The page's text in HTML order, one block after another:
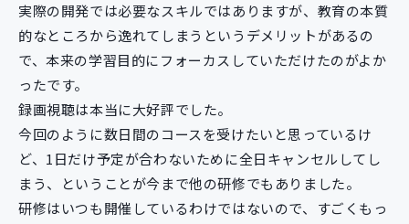
実際の開発では必要なスキルではありますが、教育の本質
的なところから逸れてしまうというデメリットがあるの
で、本来の学習目的にフォーカスしていただけたのがよか
ったです。
録画視聴は本当に大好評でした。
今回のように数日間のコースを受けたいと思っているけ
ど、1日だけ予定が合わないために全日キャンセルしてし
まう、ということが今まで他の研修でもありました。
研修はいつも開催しているわけではないので、すごくもっ